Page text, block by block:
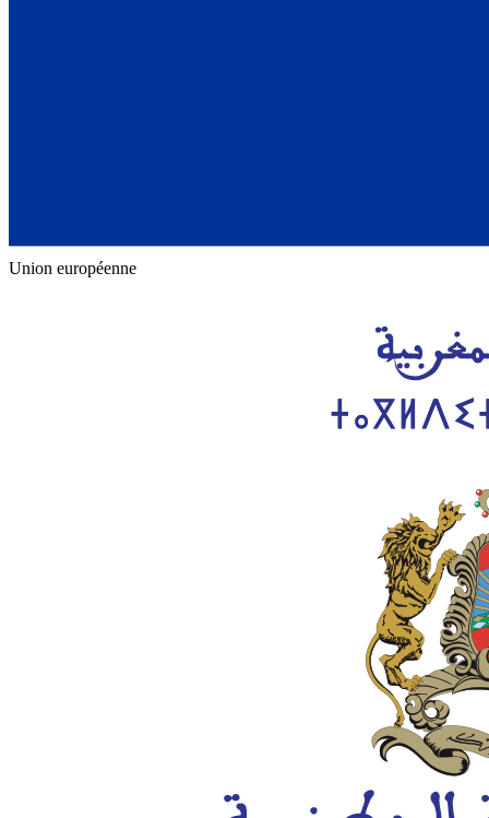
Union européenne